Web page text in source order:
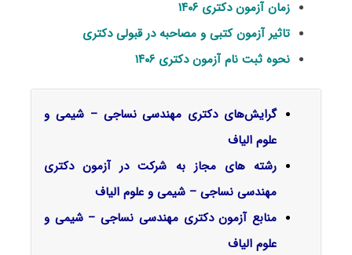
زمان آزمون دکتری ۱۴۰۶
تاثیر آزمون کتبی و مصاحبه در قبولی دکتری
نحوه ثبت نام آزمون دکتری ۱۴۰۶
گرایش‌های دکتری مهندسی نساجی –شیمی و
علوم الیاف
رشته های مجاز به شرکت در آزمون دکتری
مهندسی نساجی – شیمی و علوم الیاف
منابع آزمون دکتری مهندسی نساجی – شیمی و
علوم الیاف